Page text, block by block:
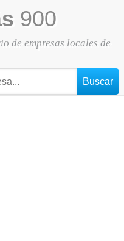
900
de empresas locales de